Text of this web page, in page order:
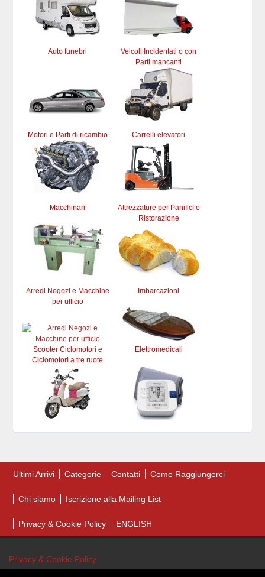
Auto funebri
Veicoli Incidentati o con
Parti mancanti
Motori e Parti di ricambio Carrelli elevatori
Macchinari
Attrezzature per Panifici e
Ristorazione
Arredi Negozi e Macchine
per ufficio
Imbarcazioni
Scooter Ciclomotori e
Ciclomotori a tre ruote
Elettromedicali
Ultimi Arrivi Categorie Contatti Come Raggiungerci
Chi siamo Iscrizione alla Mailing List
Privacy & Cookie Policy ENGLISH
Privacy & Cookie Policy